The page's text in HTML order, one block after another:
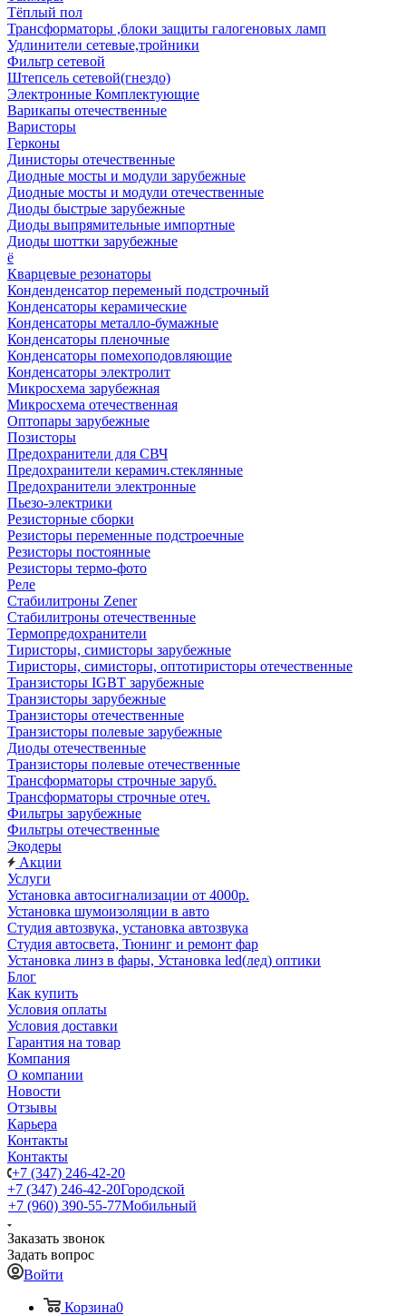
Тёплый пол
Трансформаторы ,блоки защиты галогеновых ламп
Удлинители сетевые,тройники
Фильтр сетевой
Штепсель сетевой(гнездо)
Электронные Комплектующие
Варикапы отечественные
Варисторы
Герконы
Динисторы отечественные
Диодные мосты и модули зарубежные
Диодные мосты и модули отечественные
Диоды быстрые зарубежные
Диоды выпрямительные импортные
Диоды шоттки зарубежные
ё
Кварцевые резонаторы
Конденденсатор переменый подстрочный
Конденсаторы керамические
Конденсаторы металло-бумажные
Конденсаторы пленочные
Конденсаторы помехоподовляющие
Конденсаторы электролит
Микросхема зарубежная
Микросхема отечественная
Оптопары зарубежные
Позисторы
Предохранители для СВЧ
Предохранители керамич.стеклянные
Предохранители электронные
Пьезо-электрики
Резисторные сборки
Резисторы переменные подстроечные
Резисторы постоянные
Резисторы термо-фото
Реле
Стабилитроны Zener
Стабилитроны отечественные
Термопредохранители
Тиристоры, симисторы зарубежные
Тиристоры, симисторы, оптотиристоры отечественные
Транзисторы IGBT зарубежные
Транзисторы зарубежные
Транзисторы отечественные
Транзисторы полевые зарубежные
Диоды отечественные
Транзисторы полевые отечественные
Трансформаторы строчные заруб.
Трансформаторы строчные отеч.
Фильтры зарубежные
Фильтры отечественные
Экодеры
Акции
Услуги
Установка автосигнализации от 4000р.
Установка шумоизоляции в авто
Студия автозвука, установка автозвука
Студия автосвета, Тюнинг и ремонт фар
Установка линз в фары, Установка led(лед) оптики
Блог
Как купить
Условия оплаты
Условия доставки
Гарантия на товар
Компания
О компании
Новости
Отзывы
Карьера
Контакты
Контакты
+7 (347) 246-42-20
+7 (347) 246-42-20Городской
+7 (960) 390-55-77Мобильный
Заказать звонок
Задать вопрос
Войти
Корзина0